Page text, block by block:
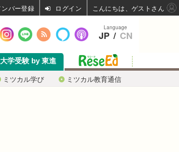
ミツカル学び ミツカル教育通信
大学受験 by 東進
Language
JP / CN
ログイン こんにちは、ゲストさん